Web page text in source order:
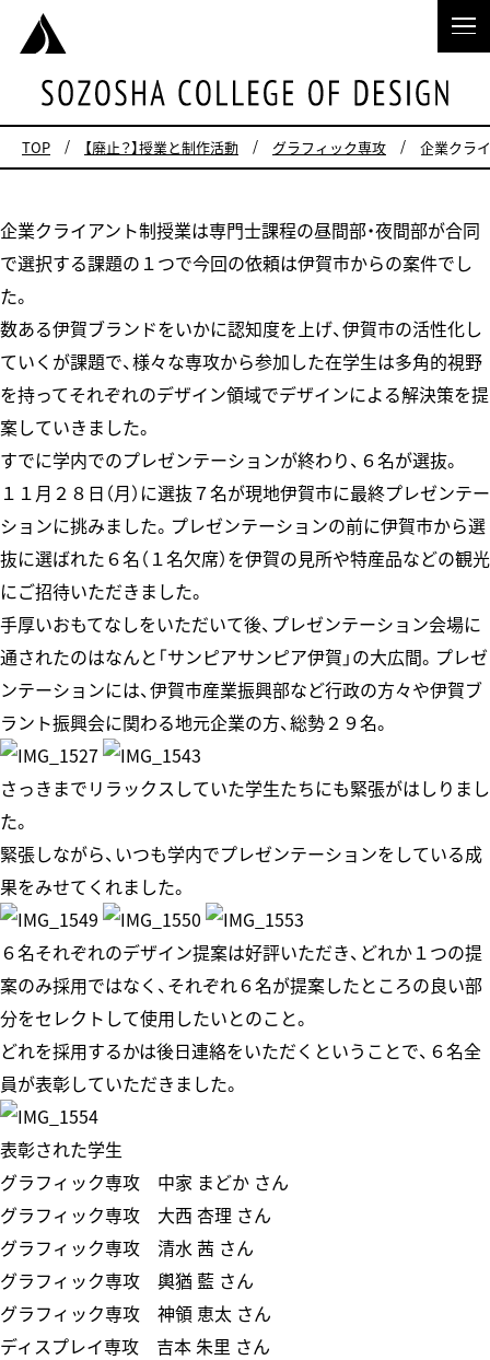
TOP 【廃止？】授業と制作活動 グラフィック専攻 企業クラ
企業クライアント制授業は専門士課程の昼間部・夜間部が合同
で選択する課題の１つで今回の依頼は伊賀市からの案件でし
た。
数ある伊賀ブランドをいかに認知度を上げ、伊賀市の活性化し
ていくが課題で、様々な専攻から参加した在学生は多角的視野
を持ってそれぞれのデザイン領域でデザインによる解決策を提
案していきました。
すでに学内でのプレゼンテーションが終わり、６名が選抜。
１１月２８日（月）に選抜７名が現地伊賀市に最終プレゼンテー
ションに挑みました。プレゼンテーションの前に伊賀市から選
抜に選ばれた６名（１名欠席）を伊賀の見所や特産品などの観光
にご招待いただきました。
手厚いおもてなしをいただいて後、プレゼンテーション会場に
通されたのはなんと「サンピアサンピア伊賀」の大広間。プレゼ
ンテーションには、伊賀市産業振興部など行政の方々や伊賀ブ
ラント振興会に関わる地元企業の方、総勢２９名。
さっきまでリラックスしていた学生たちにも緊張がはしりまし
た。
緊張しながら、いつも学内でプレゼンテーションをしている成
果をみせてくれました。
６名それぞれのデザイン提案は好評いただき、どれか１つの提
案のみ採用ではなく、それぞれ６名が提案したところの良い部
分をセレクトして使用したいとのこと。
どれを採用するかは後日連絡をいただくということで、６名全
員が表彰していただきました。
表彰された学生
グラフィック専攻 中家 まどか さん
グラフィック専攻 大西 杏理 さん
グラフィック専攻 清水 茜 さん
グラフィック専攻 輿猶 藍 さん
グラフィック専攻 神領 恵太 さん
ディスプレイ専攻 吉本 朱里 さん